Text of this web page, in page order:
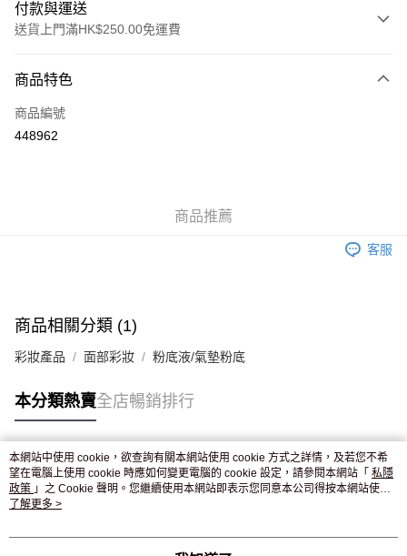
付款與運送
送貨上門滿HK$250.00免運費
信用卡
Apple Pay
付款後門市自取，訂單確認後2-4個工作天到店，7天內取。逾期後
商品特色
商品編號
448962
商品推薦
客服
商品相關分類 (1)
彩妝產品 面部彩妝 粉底液/氣墊粉底
本分類熱賣全店暢銷排行
熱門標籤
熱銷排行
本網站中使用 cookie，欲查詢有關本網站使用 cookie 方式之詳情，及若您不希
望在電腦上使用 cookie 時應如何變更電腦的 cookie 設定，請參閱本網站「 私隱
政策 」之 Cookie 聲明。您繼續使用本網站即表示您同意本公司得按本網站使用
條款之 Cookie 聲明使用 cookie。
了解更多 >